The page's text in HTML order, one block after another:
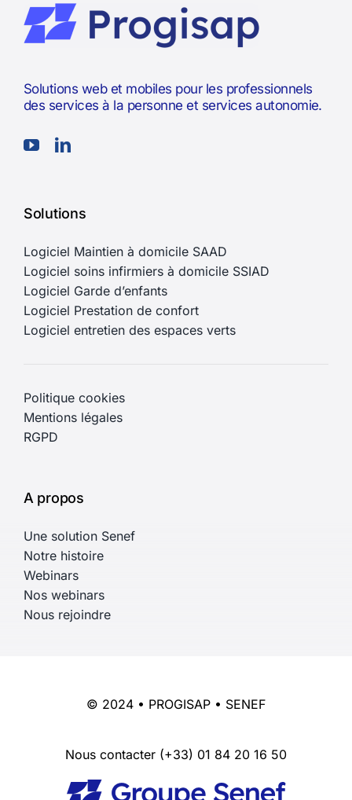
Solutions web et mobiles pour les professionnels
des services à la personne et services autonomie.
Solutions
Logiciel Maintien à domicile SAAD
Logiciel soins infirmiers à domicile SSIAD
Logiciel Garde d’enfants
Logiciel Prestation de confort
Logiciel entretien des espaces verts
Politique cookies
Mentions légales
RGPD
A propos
Une solution Senef
Notre histoire
Webinars
Nos webinars
Nous rejoindre
© 2024 • PROGISAP • SENEF
Nous contacter (+33) 01 84 20 16 50